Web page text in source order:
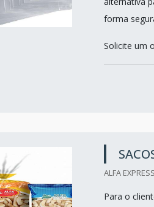
forma
Solicite um
ALFA
Para o